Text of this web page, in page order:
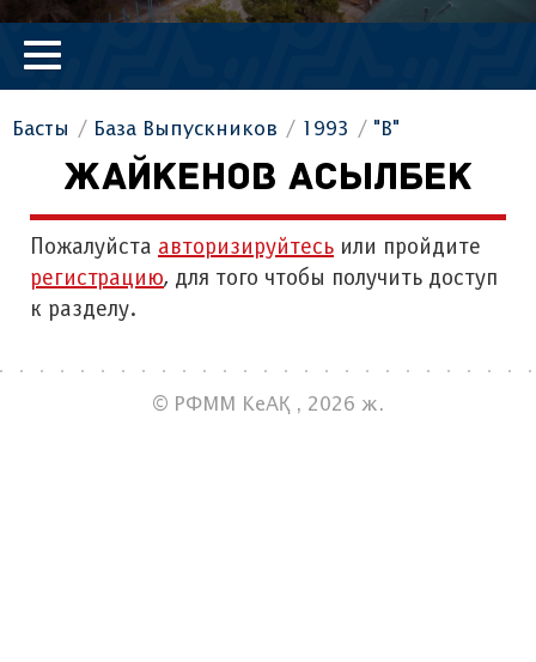
Басты База Выпускников 1993 "В"
ЖАЙКЕНОВ АСЫЛБЕК
Пожалуйста авторизируйтесь или пройдите
регистрацию, для того чтобы получить доступ
к разделу.
© РФММ КеАҚ , 2026 ж.